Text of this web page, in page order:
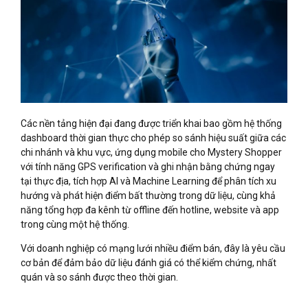
Các nền tảng hiện đại đang được triển khai bao gồm hệ thống
dashboard thời gian thực cho phép so sánh hiệu suất giữa các
chi nhánh và khu vực, ứng dụng mobile cho Mystery Shopper
với tính năng GPS verification và ghi nhận bằng chứng ngay
tại thực địa, tích hợp AI và Machine Learning để phân tích xu
hướng và phát hiện điểm bất thường trong dữ liệu, cùng khả
năng tổng hợp đa kênh từ offline đến hotline, website và app
trong cùng một hệ thống.
Với doanh nghiệp có mạng lưới nhiều điểm bán, đây là yêu cầu
cơ bản để đảm bảo dữ liệu đánh giá có thể kiểm chứng, nhất
quán và so sánh được theo thời gian.